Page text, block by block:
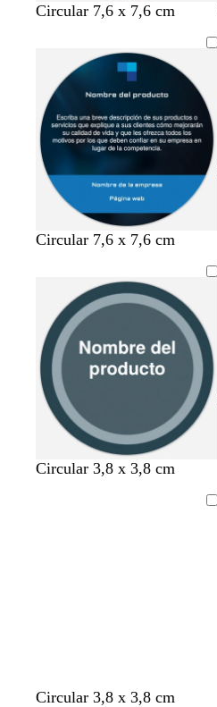
n
g
c
u
t
s
a
v
z
u
g
c
u
Circular 7,6 x 7,6 cm
Circular 7,6 x 7,6 cm
Circular 3,8 x 3,8 cm
Circular 3,8 x 3,8 cm